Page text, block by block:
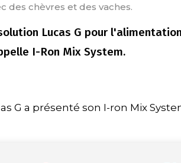
des chèvres et des vaches.
Lucas G pour
I-Ron Mix System.
G a présenté son I-ron Mix